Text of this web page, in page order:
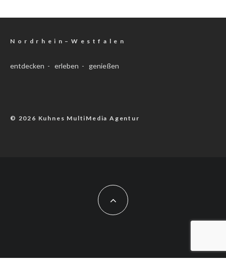
N o r d r h e i n – W e s t f a l e n
entdecken - erleben - genießen
© 2026 Kuhnes MultiMedia Agentur